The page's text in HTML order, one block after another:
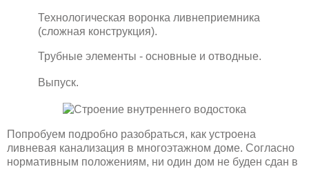
Технологическая воронка ливнеприемника
(сложная конструкция).
Трубные элементы - основные и отводные.
Выпуск.
Попробуем подробно разобраться, как устроена
ливневая канализация в многоэтажном доме. Согласно
нормативным положениям, ни один дом не буден сдан в